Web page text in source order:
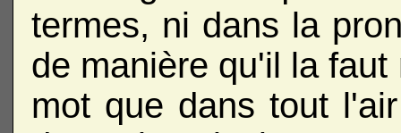
termes, ni dans la
de manière qu'il la
mot que dans tout